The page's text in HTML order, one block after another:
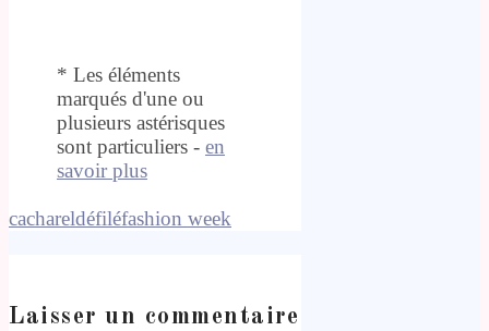
* Les éléments
marqués d'une ou
plusieurs astérisques
sont particuliers - en
savoir plus
cachareldéfiléfashion week
Laisser un commentaire